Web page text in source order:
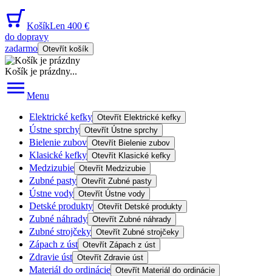
KošíkLen 400 €
do dopravy
zadarmo Otevřít košík
Košík je prázdny...
Menu
Elektrické kefky Otevřít Elektrické kefky
Ústne sprchy Otevřít Ústne sprchy
Bielenie zubov Otevřít Bielenie zubov
Klasické kefky Otevřít Klasické kefky
Medzizubie Otevřít Medzizubie
Zubné pasty Otevřít Zubné pasty
Ústne vody Otevřít Ústne vody
Detské produkty Otevřít Detské produkty
Zubné náhrady Otevřít Zubné náhrady
Zubné strojčeky Otevřít Zubné strojčeky
Zápach z úst Otevřít Zápach z úst
Zdravie úst Otevřít Zdravie úst
Materiál do ordinácie Otevřít Materiál do ordinácie